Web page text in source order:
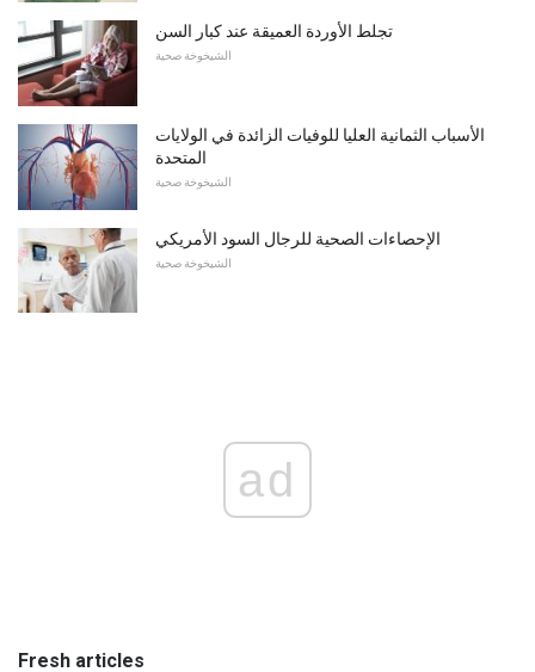
تجلط الأوردة العميقة عند كبار السن
الشيخوخة صحية
الأسباب الثمانية العليا للوفيات الزائدة في الولايات
المتحدة
الشيخوخة صحية
الإحصاءات الصحية للرجال السود الأمريكي
الشيخوخة صحية
ad
Fresh articles